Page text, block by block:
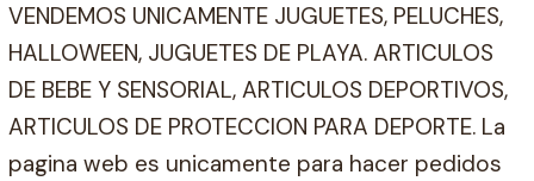
VENDEMOS UNICAMENTE JUGUETES, PELUCHES,
HALLOWEEN, JUGUETES DE PLAYA. ARTICULOS
DE BEBE Y SENSORIAL, ARTICULOS DEPORTIVOS,
ARTICULOS DE PROTECCION PARA DEPORTE. La
pagina web es unicamente para hacer pedidos